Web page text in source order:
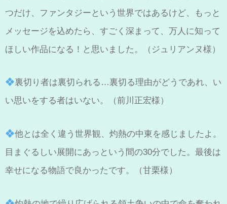
つだけ、ファンタジーという世界ではあるけど、もっと
メッセージを込めたら、すごく深まって、万人に知って
ほしい作品になる！と思いました。（ジュリアンヌ様）
裏切り者は裏切られる…裏切る理由がどうであれ、い
い思いをする者はいない。（前川正宏様）
他とは全く違う世界観、灼熱の中東を感じましたよ。
目まぐるしい展開にあっという間の30分でした。最後は
幸せになる物語で良かったです。（甘栗様）